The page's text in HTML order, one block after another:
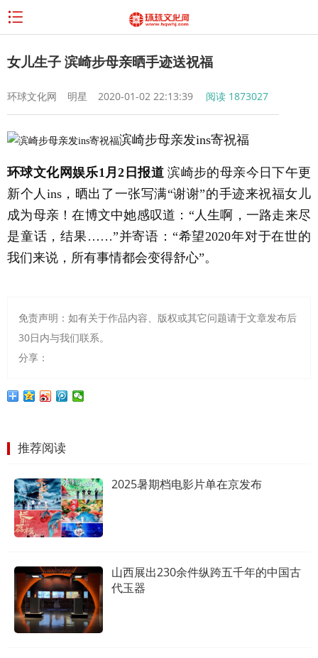
女儿生子 滨崎步母亲晒手迹送祝福
环球文化网 明星 2020-01-02 22:13:39 阅读 1873027
滨崎步母亲发ins寄祝福
环球文化网娱乐1月2日报道滨崎步的母亲今日下午更
新个人ins，晒出了一张写满“谢谢”的手迹来祝福女儿
成为母亲！在博文中她感叹道：“人生啊，一路走来尽
是童话，结果……”并寄语：“希望2020年对于在世的
我们来说，所有事情都会变得舒心”。
免责声明：如有关于作品内容、版权或其它问题请于文章发布后
30日内与我们联系。
分享：
推荐阅读
2025暑期档电影片单在京发布
山西展出230余件纵跨五千年的中国古
代玉器